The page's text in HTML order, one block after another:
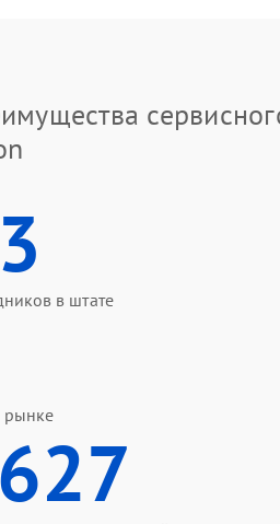
в штате
рынке